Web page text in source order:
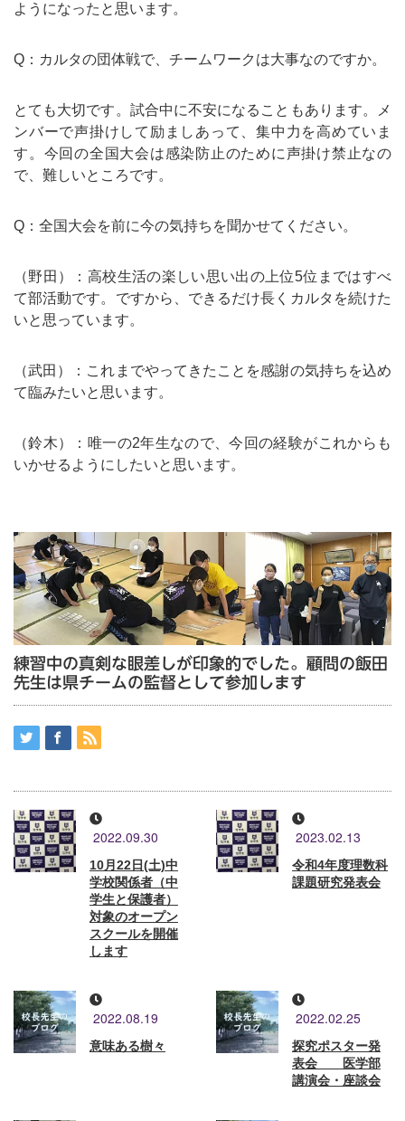
ようになったと思います。
Q：カルタの団体戦で、チームワークは大事なのですか。
とても大切です。試合中に不安になることもあります。メ
ンバーで声掛けして励ましあって、集中力を高めていま
す。今回の全国大会は感染防止のために声掛け禁止なの
で、難しいところです。
Q：全国大会を前に今の気持ちを聞かせてください。
（野田）：高校生活の楽しい思い出の上位5位まではすべ
て部活動です。ですから、できるだけ長くカルタを続けた
いと思っています。
（武田）：これまでやってきたことを感謝の気持ちを込め
て臨みたいと思います。
（鈴木）：唯一の2年生なので、今回の経験がこれからも
いかせるようにしたいと思います。
練習中の真剣な眼差しが印象的でした。顧問の飯田
先生は県チームの監督として参加します
2022.09.30
10月22日(土)中
学校関係者（中
学生と保護者）
対象のオープン
スクールを開催
します
2023.02.13
令和4年度理数科
課題研究発表会
2022.08.19
意味ある樹々
2022.02.25
探究ポスター発
表会 医学部
講演会・座談会